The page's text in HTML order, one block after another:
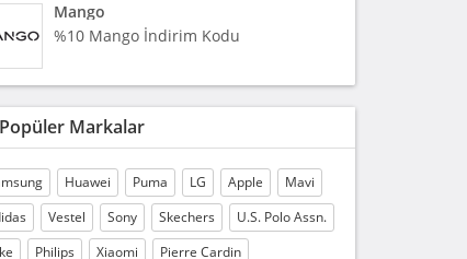
Mango
%10 Mango İndirim Kodu
Popüler Markalar
Huawei Puma LG Apple
Mavi
Vestel Sony Skechers
U.S. Polo Assn.
Philips Xiaomi Pierre Cardin